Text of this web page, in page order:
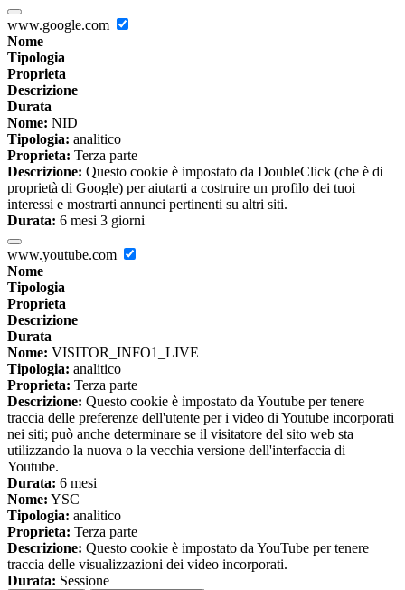
www.google.com
Nome
Tipologia
Proprieta
Descrizione
Durata
Nome: NID
Tipologia: analitico
Proprieta: Terza parte
Descrizione: Questo cookie è impostato da DoubleClick (che è di
proprietà di Google) per aiutarti a costruire un profilo dei tuoi
interessi e mostrarti annunci pertinenti su altri siti.
Durata: 6 mesi 3 giorni
www.youtube.com
Nome
Tipologia
Proprieta
Descrizione
Durata
Nome: VISITOR_INFO1_LIVE
Tipologia: analitico
Proprieta: Terza parte
Descrizione: Questo cookie è impostato da Youtube per tenere
traccia delle preferenze dell'utente per i video di Youtube incorporati
nei siti; può anche determinare se il visitatore del sito web sta
utilizzando la nuova o la vecchia versione dell'interfaccia di
Youtube.
Durata: 6 mesi
Nome: YSC
Tipologia: analitico
Proprieta: Terza parte
Descrizione: Questo cookie è impostato da YouTube per tenere
traccia delle visualizzazioni dei video incorporati.
Durata: Sessione